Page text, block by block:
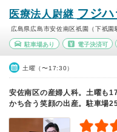
医療法人尉継 フジ
広島県広島市安佐南区祇園（下祇園
駐車場あり 電子決済可
土曜（〜17:30）
安佐南区の産婦人科。土曜も
かち合う笑顔の出産。駐車場